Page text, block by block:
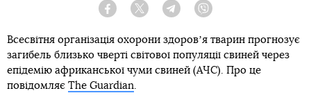
Facebook Twitter Telegram
Всесвітня організація охорони здоровʼя тварин прогнозує
загибель близько чверті світової популяції свиней через
епідемію африканської чуми свиней (АЧС). Про це
повідомляє The Guardian.